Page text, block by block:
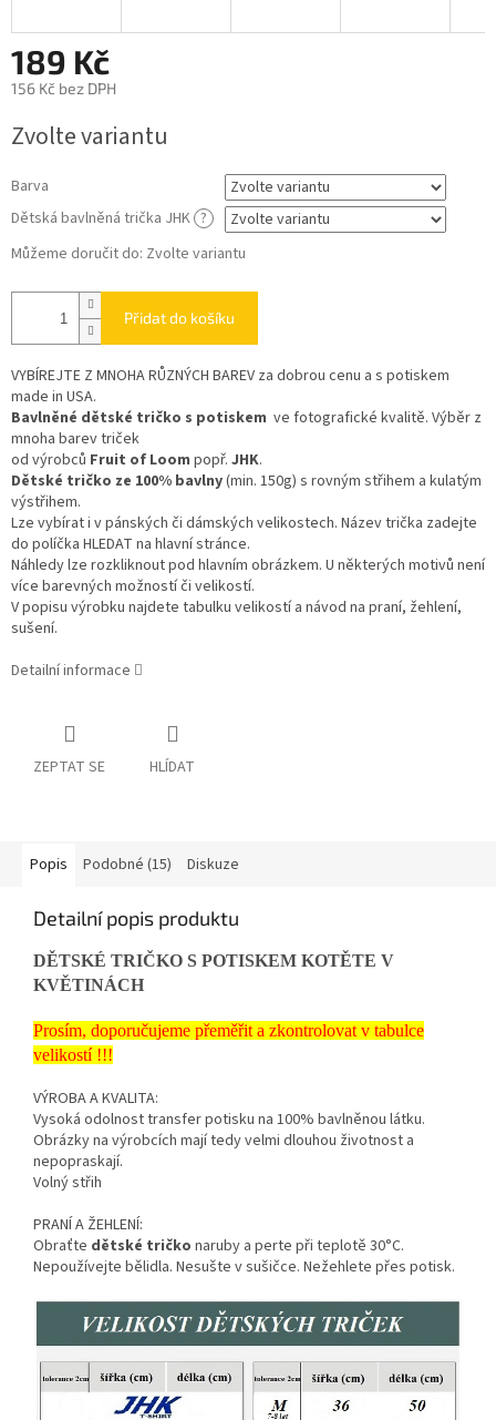
189 Kč
156 Kč bez DPH
cena:
Zvolte variantu
Barva
Dětská bavlněná trička JHK ?
Můžeme doručit do: Zvolte variantu
Přidat do košíku
VYBÍREJTE Z MNOHA RŮZNÝCH BAREV za dobrou cenu a s potiskem
made in USA.
Bavlněné dětské tričko s potiskem ve fotografické kvalitě. Výběr z
mnoha barev triček
od výrobců Fruit of Loom popř. JHK.
Dětské tričko ze 100% bavlny(min. 150g) s rovným střihem a kulatým
výstřihem.
Lze vybírat i v pánských či dámských velikostech. Název trička zadejte
do políčka HLEDAT na hlavní stránce.
Náhledy lze rozkliknout pod hlavním obrázkem. U některých motivů není
více barevných možností či velikostí.
V popisu výrobku najdete tabulku velikostí a návod na praní, žehlení,
sušení.
Detailní informace
ZEPTAT SE HLÍDAT
Popis Podobné (15) Diskuze
Detailní popis produktu
DĚTSKÉ TRIČKO S POTISKEM KOTĚTE V
KVĚTINÁCH
Prosím, doporučujeme přeměřit a zkontrolovat v tabulce
velikostí !!!
VÝROBA A KVALITA:
Vysoká odolnost transfer potisku na 100% bavlněnou látku.
Obrázky na výrobcích mají tedy velmi dlouhou životnost a
nepopraskají.
Volný střih
PRANÍ A ŽEHLENÍ:
Obraťte dětské tričko naruby a perte při teplotě 30°C.
Nepoužívejte bělidla. Nesušte v sušičce. Nežehlete přes potisk.